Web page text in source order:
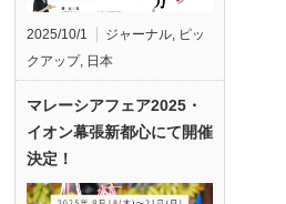
2025/10/1 ジャーナル, ピッ
クアップ, 日本
マレーシアフェア2025・
イオン幕張新都心にて開催
決定！